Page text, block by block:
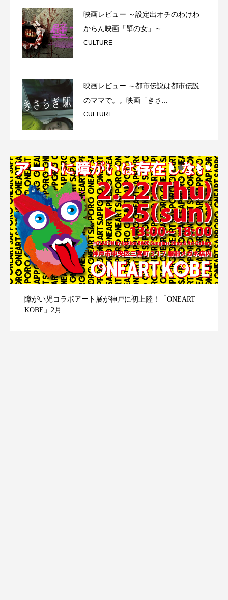
映画レビュー ～設定出オチのわけわ
からん映画「壁の女」～
CULTURE
映画レビュー ～都市伝説は都市伝説
のママで。。映画「きさ...
CULTURE
障がい児コラボアート展が神戸に初上陸！「ONEART
KOBE」2月...